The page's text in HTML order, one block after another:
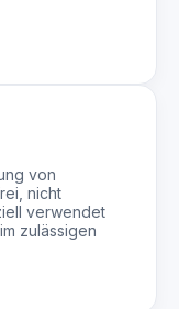
von
nicht
verwendet
zulässigen